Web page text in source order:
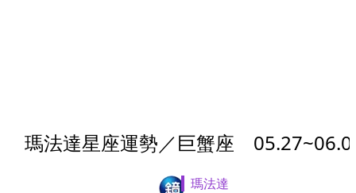
瑪法達星座運勢／巨蟹座
瑪法達